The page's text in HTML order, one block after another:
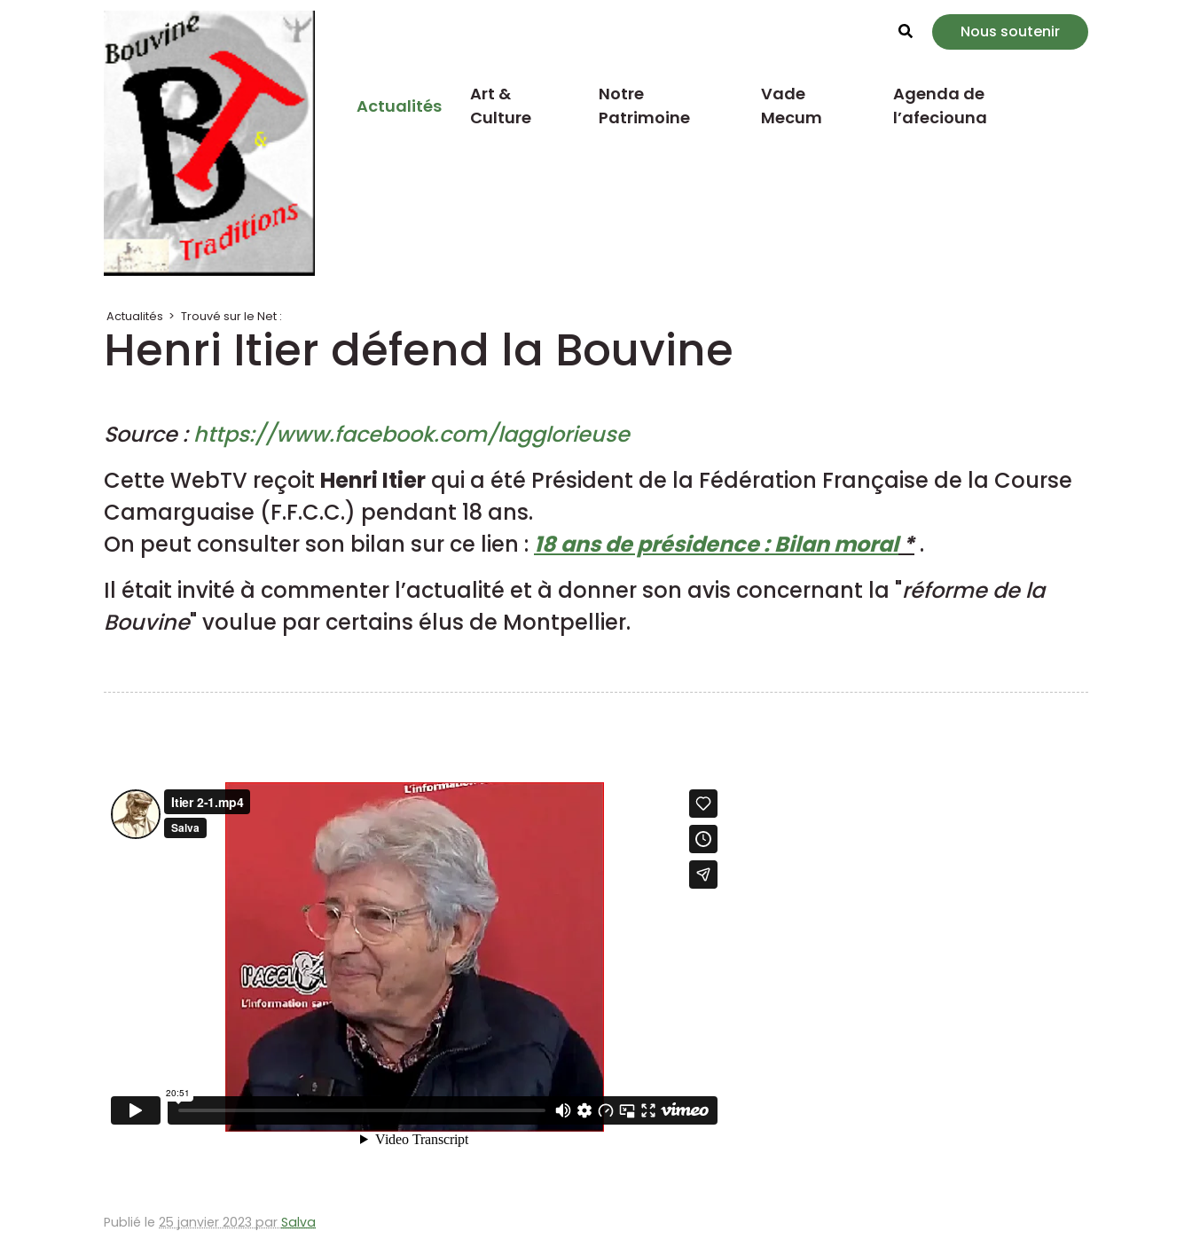
Rechercher
Nous soutenir
Actualités
Art &
Culture
Notre
Patrimoine
Vade
Mecum
Agenda de
l’afeciouna
Actualités > Trouvé sur le Net :
Henri Itier défend la Bouvine
Source :https://www.facebook.com/lagglorieuse
Cette WebTV reçoit Henri Itier qui a été Président de la Fédération Française de la Course
Camarguaise (F.F.C.C.) pendant 18 ans.
On peut consulter son bilan sur ce lien : 18 ans de présidence : Bilan moral* .
Il était invité à commenter l’actualité et à donner son avis concernant la "réforme de la
Bouvine" voulue par certains élus de Montpellier.
Publié le 25 janvier 2023 par Salva